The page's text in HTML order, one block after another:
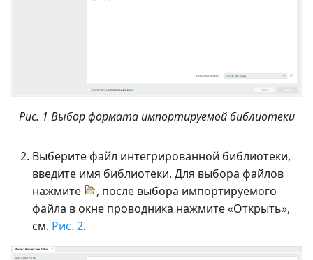
Рис. 1 Выбор формата импортируемой библиотеки
Выберите файл интегрированной библиотеки,
введите имя библиотеки. Для выбора файлов
нажмите
, после выбора импортируемого
файла в окне проводника нажмите «Открыть»,
см. Рис. 2.